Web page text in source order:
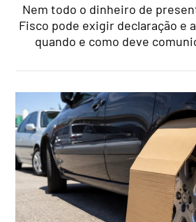
Nem todo o dinheiro de
Fisco pode exigir declaração e
quando e como deve